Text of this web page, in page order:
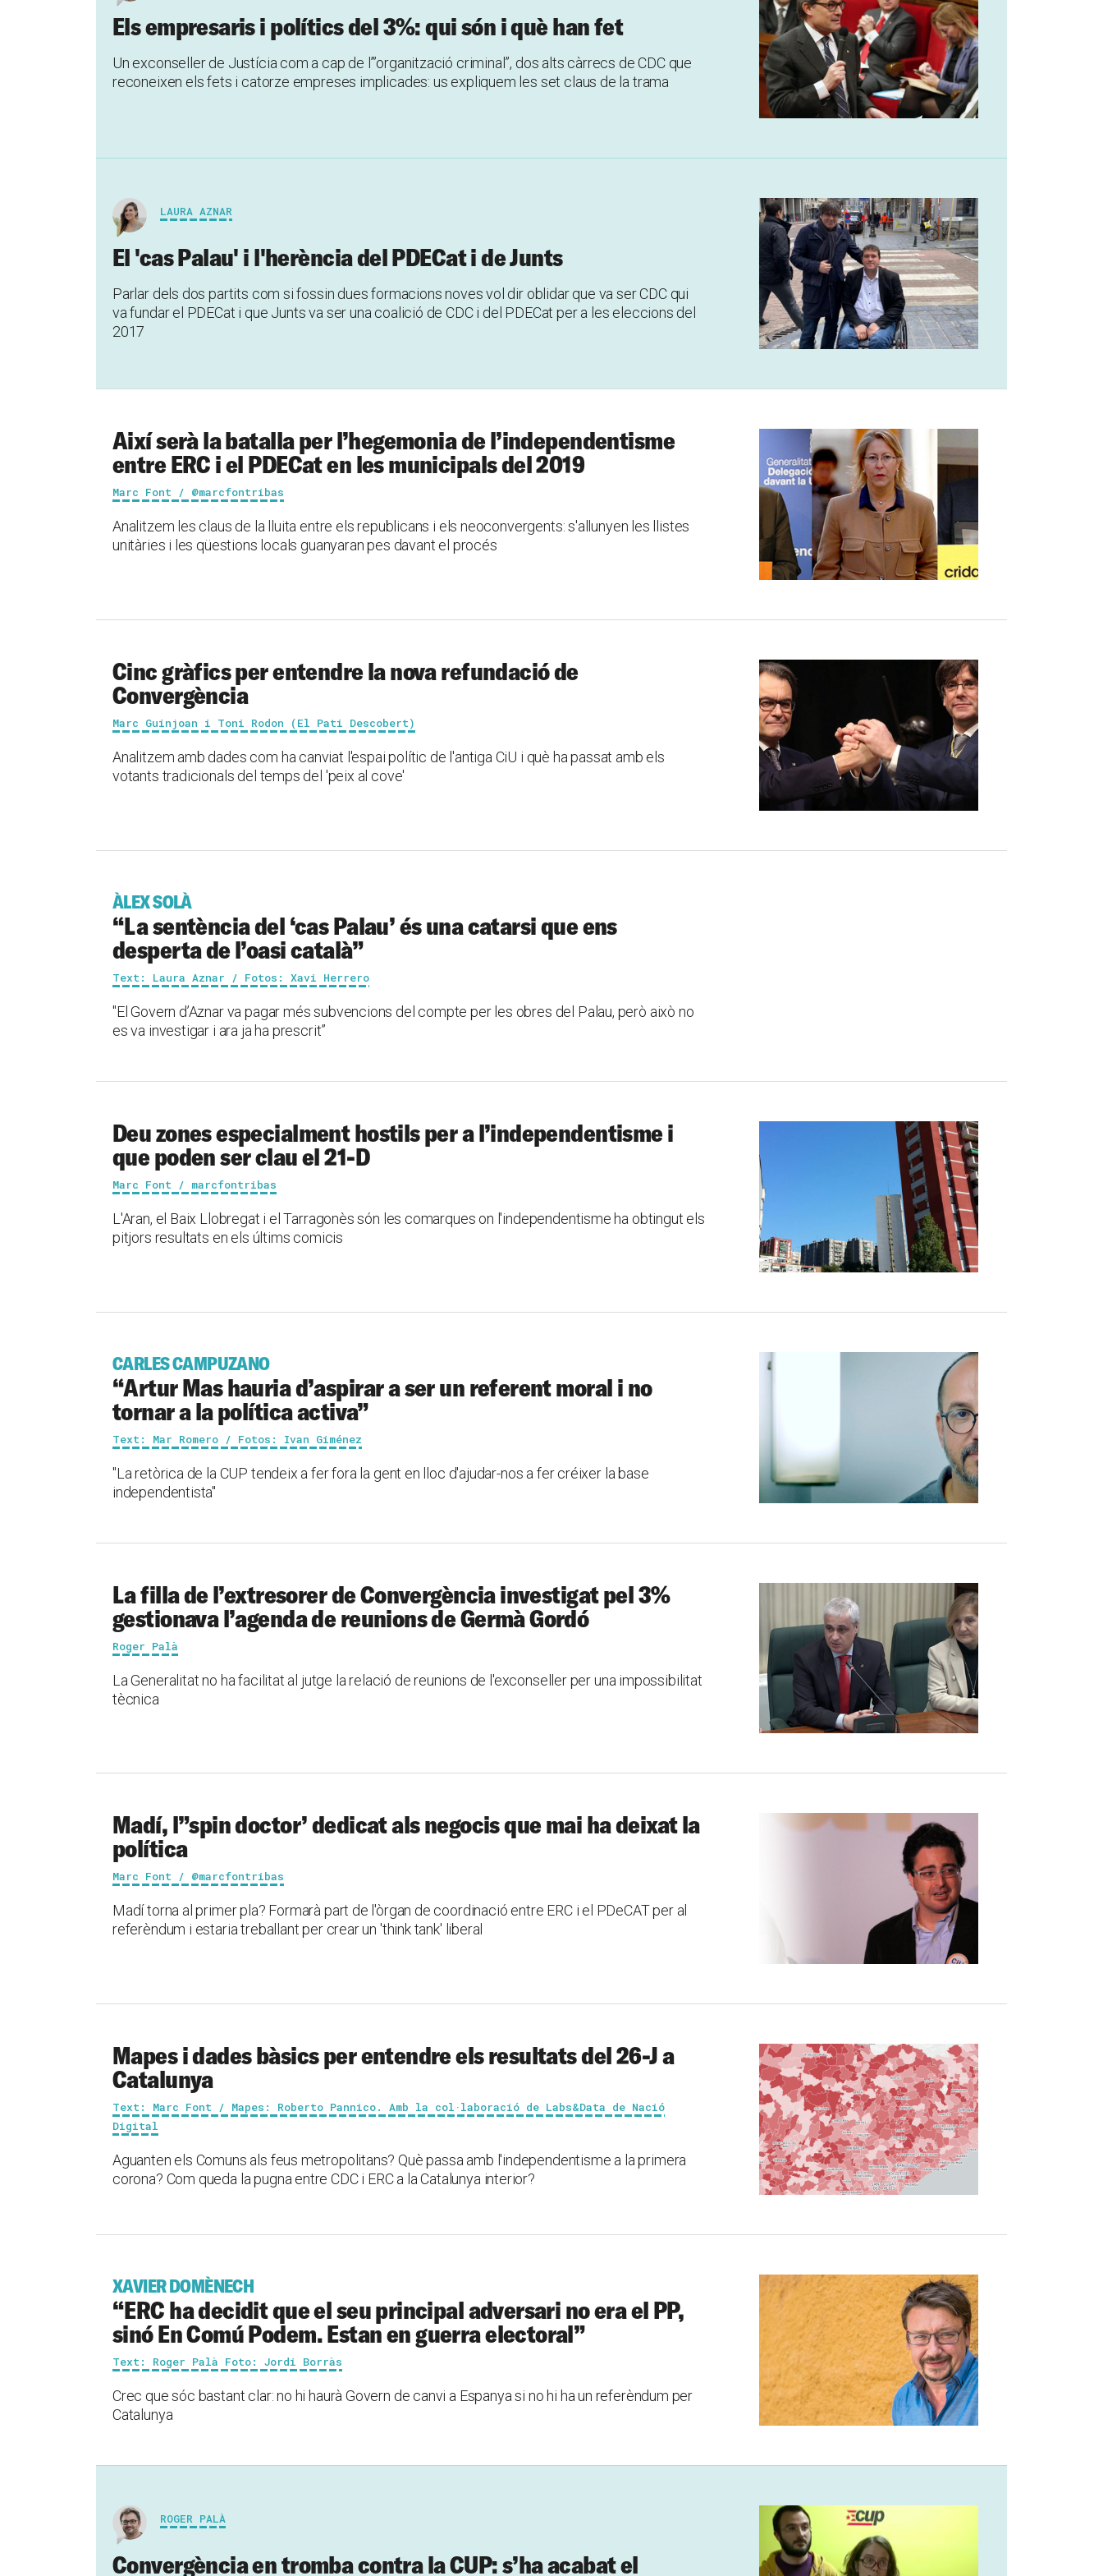
Els empresaris i polítics del 3%: qui són i què han fet
Un exconseller de Justícia com a cap de l’”organització criminal”, dos alts càrrecs de CDC que
reconeixen els fets i catorze empreses implicades: us expliquem les set claus de la trama
LAURA AZNAR
El 'cas Palau' i l'herència del PDECat i de Junts
Parlar dels dos partits com si fossin dues formacions noves vol dir oblidar que va ser CDC qui
va fundar el PDECat i que Junts va ser una coalició de CDC i del PDECat per a les eleccions del
2017
Així serà la batalla per l’hegemonia de l’independentisme
entre ERC i el PDECat en les municipals del 2019
Marc Font / @marcfontribas
Analitzem les claus de la lluita entre els republicans i els neoconvergents: s'allunyen les llistes
unitàries i les qüestions locals guanyaran pes davant el procés
Cinc gràfics per entendre la nova refundació de
Convergència
Marc Guinjoan i Toni Rodon (El Pati Descobert)
Analitzem amb dades com ha canviat l'espai polític de l'antiga CiU i què ha passat amb els
votants tradicionals del temps del 'peix al cove'
ÀLEX SOLÀ
“La sentència del ‘cas Palau’ és una catarsi que ens
desperta de l’oasi català”
Text: Laura Aznar / Fotos: Xavi Herrero
"El Govern d’Aznar va pagar més subvencions del compte per les obres del Palau, però això no
es va investigar i ara ja ha prescrit”
Deu zones especialment hostils per a l’independentisme i
que poden ser clau el 21-D
Marc Font / marcfontribas
L'Aran, el Baix Llobregat i el Tarragonès són les comarques on l'independentisme ha obtingut els
pitjors resultats en els últims comicis
CARLES CAMPUZANO
“Artur Mas hauria d’aspirar a ser un referent moral i no
tornar a la política activa”
Text: Mar Romero / Fotos: Ivan Giménez
"La retòrica de la CUP tendeix a fer fora la gent en lloc d'ajudar-nos a fer créixer la base
independentista"
La filla de l’extresorer de Convergència investigat pel 3%
gestionava l’agenda de reunions de Germà Gordó
Roger Palà
La Generalitat no ha facilitat al jutge la relació de reunions de l'exconseller per una impossibilitat
tècnica
Madí, l”spin doctor’ dedicat als negocis que mai ha deixat la
política
Marc Font / @marcfontribas
Madí torna al primer pla? Formarà part de l'òrgan de coordinació entre ERC i el PDeCAT per al
referèndum i estaria treballant per crear un 'think tank' liberal
Mapes i dades bàsics per entendre els resultats del 26-J a
Catalunya
Text: Marc Font / Mapes: Roberto Pannico. Amb la col·laboració de Labs&Data de Nació
Digital
Aguanten els Comuns als feus metropolitans? Què passa amb l'independentisme a la primera
corona? Com queda la pugna entre CDC i ERC a la Catalunya interior?
XAVIER DOMÈNECH
“ERC ha decidit que el seu principal adversari no era el PP,
sinó En Comú Podem. Estan en guerra electoral”
Text: Roger Palà Foto: Jordi Borràs
Crec que sóc bastant clar: no hi haurà Govern de canvi a Espanya si no hi ha un referèndum per
Catalunya
ROGER PALÀ
Convergència en tromba contra la CUP: s’ha acabat el